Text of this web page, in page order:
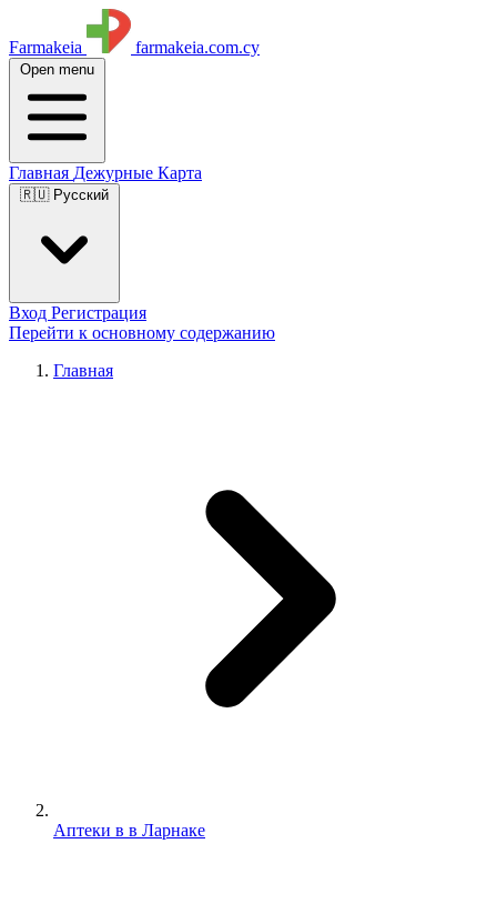
Farmakeia farmakeia.com.cy
Open menu
Главная Дежурные Карта
🇷🇺 Русский
Вход Регистрация
Перейти к основному содержанию
Главная
Аптеки в в Ларнаке